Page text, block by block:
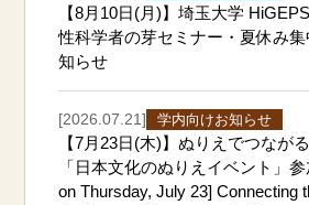
【8月10日(月)】埼玉大学
性科学者の芽セミナー・夏休み
知らせ
[2026.07.21] 学内向けお知らせ
【7月23日(木)】ぬりえでつなが
「日本文化のぬりえイベント」
on Thursday, July 23] Connecting